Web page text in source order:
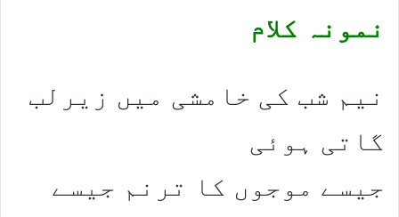
نمونہ کلام
نیم شب کی خامشی میں زیرلب
گاتی ہوئی
جیسے موجوں کا ترنم جیسے